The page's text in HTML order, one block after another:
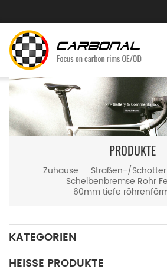
PRODUKTE
Zuhause Straßen-/
Scheibenbremse Rohr
KATEGORIEN
HEISSE PRODUKTE